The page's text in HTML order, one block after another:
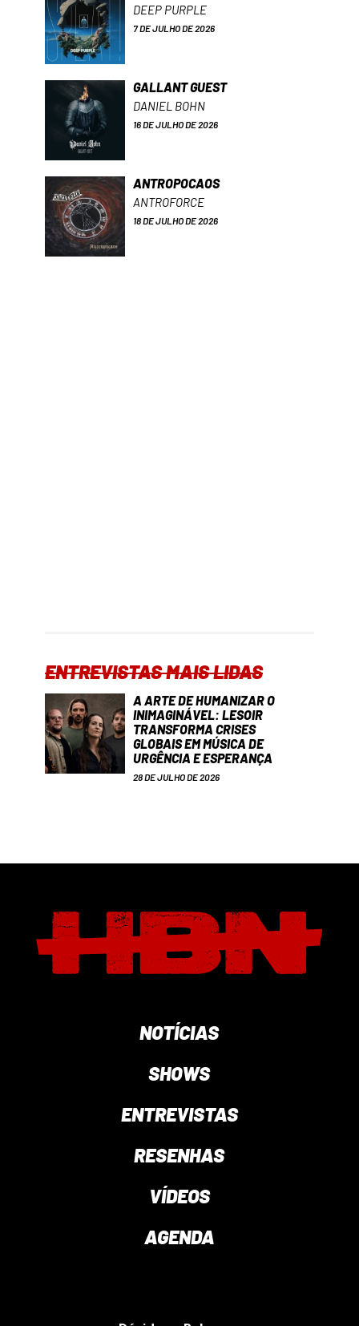
DEEP PURPLE
7 DE JULHO DE 2026
GALLANT GUEST
DANIEL BOHN
16 DE JULHO DE 2026
ANTROPOCAOS
ANTROFORCE
18 DE JULHO DE 2026
ENTREVISTAS MAIS LIDAS
A ARTE DE HUMANIZAR O
INIMAGINÁVEL: LESOIR
TRANSFORMA CRISES
GLOBAIS EM MÚSICA DE
URGÊNCIA E ESPERANÇA
28 DE JULHO DE 2026
NOTÍCIAS
SHOWS
ENTREVISTAS
RESENHAS
VÍDEOS
AGENDA